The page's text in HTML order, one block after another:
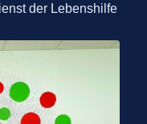
der Lebenshilfe